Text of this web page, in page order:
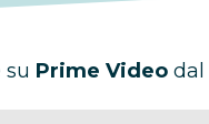
Prime Video dal